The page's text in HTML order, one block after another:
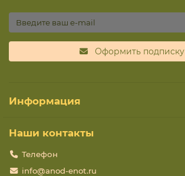
Оформить подписку
Информация
Наши контакты
Телефон
info@anod-enot.ru